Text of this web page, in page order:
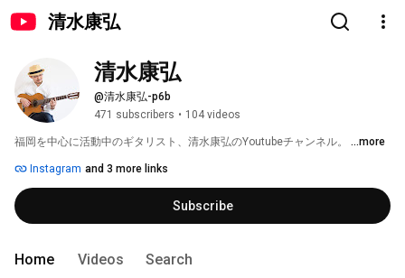
清水康弘
清水康弘
@清水康弘-p6b
471 subscribers • 104 videos
福岡を中心に活動中のギタリスト、清水康弘のYoutubeチャンネル。 ...more
Instagram and 3 more links
Subscribe
Home Videos Search